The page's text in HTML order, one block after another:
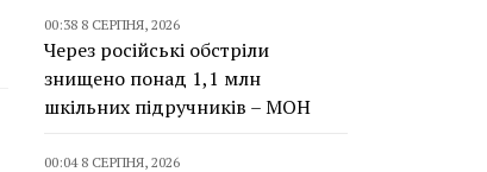
00:38 8 СЕРПНЯ, 2026
Через російські обстріли
знищено понад 1,1 млн
шкільних підручників – МОН
00:04 8 СЕРПНЯ, 2026